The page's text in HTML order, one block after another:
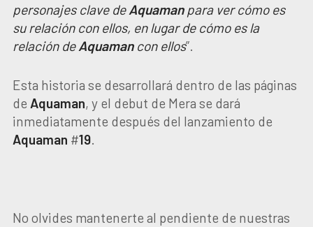
personajes clave deAquamanpara ver cómo es
su relación con ellos, en lugar de cómo es la
relación deAquamancon ellos”.
Esta historia se desarrollará dentro de las páginas
de Aquaman, y el debut de Mera se dará
inmediatamente después del lanzamiento de
Aquaman #19.
No olvides mantenerte al pendiente de nuestras